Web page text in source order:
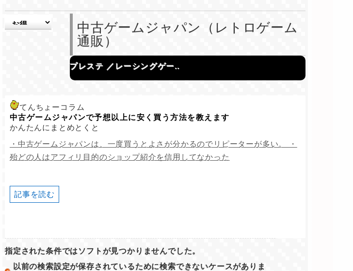
中古ゲームジャパン（レトロゲーム
通販）
プレステ ／レーシングゲー..
てんちょーコラム
中古ゲームジャパンで予想以上に安く買う方法を教えます
かんたんにまとめとくと
・中古ゲームジャパンは、一度買うとよさが分かるのでリピーターが多い。 ・
殆どの人はアフィリ目的のショップ紹介を信用してなかった
記事を読む
指定された条件ではソフトが見つかりませんでした。
以前の検索設定が保存されているために検索できないケースがありま